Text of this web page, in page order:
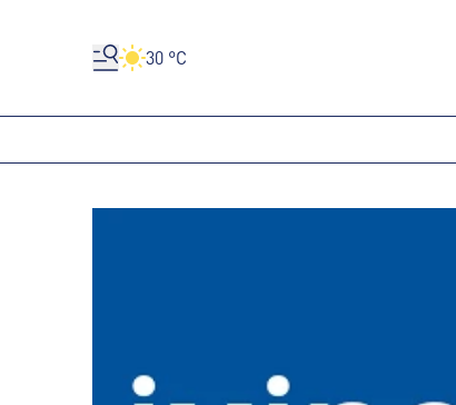
30 °C